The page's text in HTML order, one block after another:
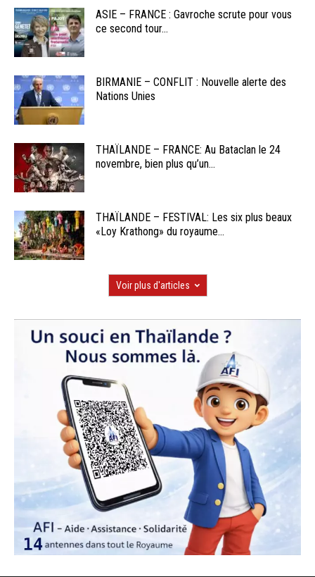
ASIE – FRANCE : Gavroche scrute pour vous
ce second tour...
BIRMANIE – CONFLIT : Nouvelle alerte des
Nations Unies
THAÏLANDE – FRANCE: Au Bataclan le 24
novembre, bien plus qu’un...
THAÏLANDE – FESTIVAL: Les six plus beaux
«Loy Krathong» du royaume...
Voir plus d'articles